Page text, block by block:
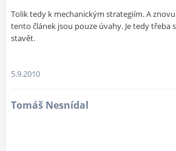
Tolik tedy k mechanickým strategiím. A
tento článek jsou pouze úvahy. Je tedy třeba
stavět.
5.9.2010
Tomáš Nesnídal